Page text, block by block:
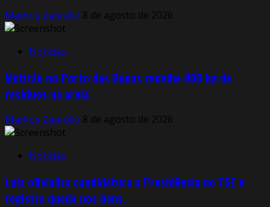
Markos Zaurelio 8 de agosto de 2026
Notícias
Mutirão no Porto das Dunas recolhe 800 kg de
resíduos na areia.
Markos Zaurelio 8 de agosto de 2026
Notícias
Lula oficializa candidatura à Presidência no TSE e
registra queda nos bens.